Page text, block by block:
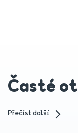
Časté
Přečíst další